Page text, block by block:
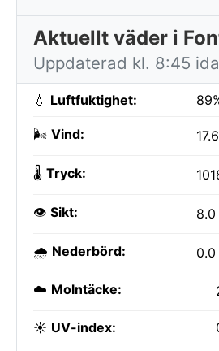
Aktuellt väder i
Uppdaterad kl. 8:45
💧 Luftfuktighet:
🌬️ Vind:
🌡️ Tryck:
👁️ Sikt: 8.0
🌧️ Nederbörd: 0.0
☁️ Molntäcke:
☀️ UV-index: